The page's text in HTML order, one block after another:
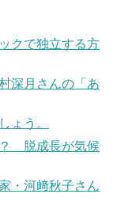
クで独立する方
深月さんの「あ
ょう。
？ 脱成長が気候
・河﨑秋子さん